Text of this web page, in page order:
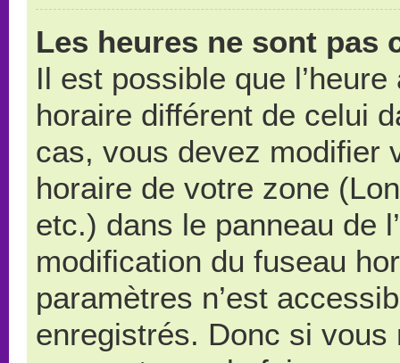
Les heures ne sont pas
Il est possible que
horaire différent de celui
cas, vous devez modifier
horaire de votre zone
etc.) dans le panneau de
modification du fuseau
paramètres n’est
enregistrés. Donc si vous